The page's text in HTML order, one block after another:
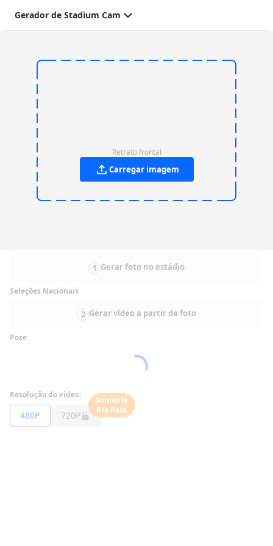
Gerador de Stadium Cam
1 Gerar foto no estádio
Seleções Nacionais
2 Gerar vídeo a partir da foto
Pose
Resolução do vídeo:
480P 720P
Somente
Pro Pass
Retrato frontal
Carregar imagem